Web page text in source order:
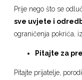
Prije nego što se
sve uvjete i
ograničenja pokrića,
Pitajte za
Pitajte prijatelje,